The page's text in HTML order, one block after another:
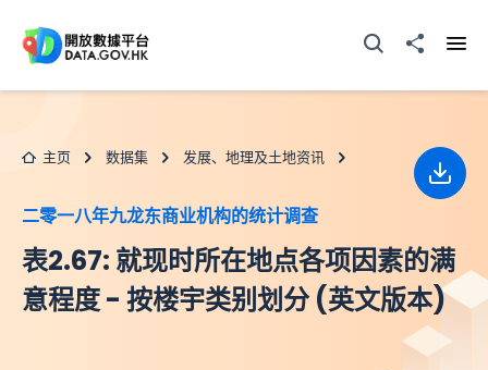
打开搜寻器分享至
主页 数据集 发展、地理及土地资讯
二零一八年九龙东商业机构的统计调查
表2.67: 就现时所在地点各项因素的满
意程度 - 按楼宇类别划分 (英文版本)
下载